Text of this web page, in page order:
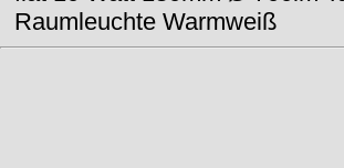
Raumleuchte Warmweiß